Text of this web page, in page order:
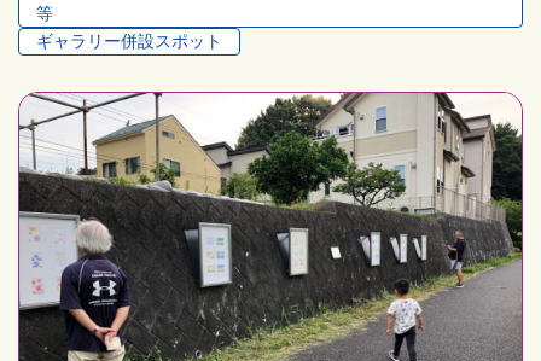
等
ギャラリー併設スポット